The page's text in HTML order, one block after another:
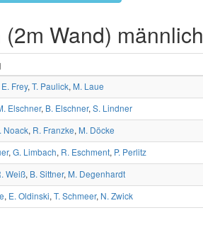
Wand) männlich
E. Frey, T. Paulick, M. Laue
Elschner, B. Elschner, S. Lindner
Noack, R. Franzke, M. Döcke
, G. Limbach, R. Eschment, P. Perlitz
Weiß, B. Sittner, M. Degenhardt
, E. Oldinski, T. Schmeer, N. Zwick